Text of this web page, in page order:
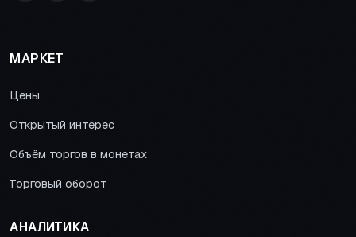
МАРКЕТ
Цены
Открытый интерес
Объём торгов в монетах
Торговый оборот
АНАЛИТИКА